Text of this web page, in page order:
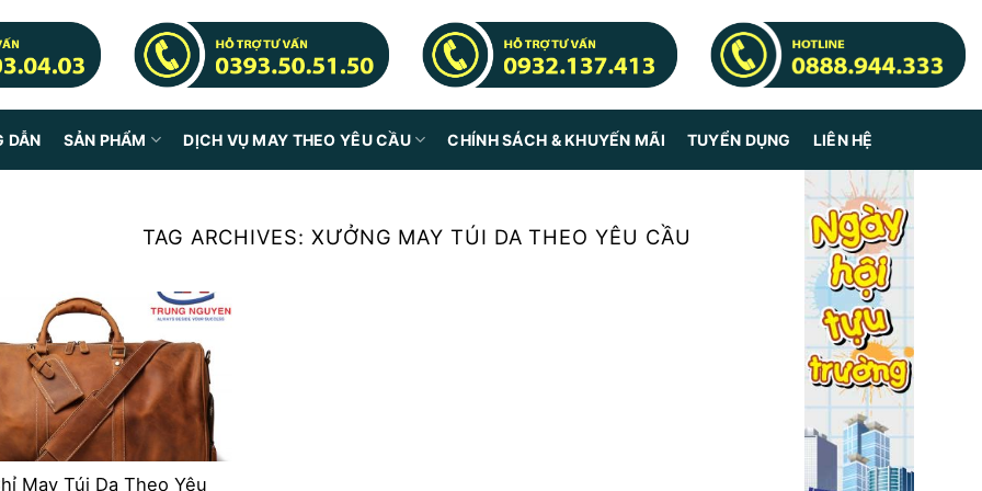
DẪN SẢN PHẨM DỊCH VỤ MAY THEO YÊU CẦU CHÍNH SÁCH & KHUYẾN MÃI TUYỂN DỤNG LIÊN HỆ
TAG ARCHIVES: XƯỞNG MAY TÚI DA THEO YÊU CẦU
May Túi Da Theo Yêu